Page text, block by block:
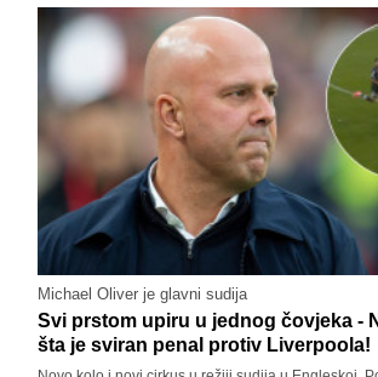
Michael Oliver je glavni sudija
Svi prstom upiru u jednog čovjeka -
šta je sviran penal protiv Liverpoola!